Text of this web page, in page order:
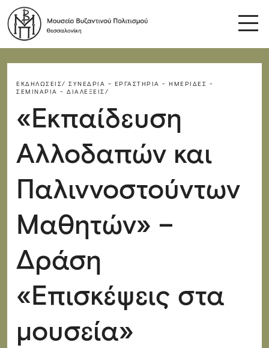
ΕΚΔΗΛΏΣΕΙΣ/ ΣΥΝΈΔΡΙΑ – ΕΡΓΑΣΤΉΡΙΑ - ΗΜΕΡΊΔΕΣ -
ΣΕΜΙΝΆΡΙΑ - ΔΙΑΛΈΞΕΙΣ/
«Εκπαίδευση
Αλλοδαπών και
Παλιννοστούντων
Μαθητών» –
Δράση
«Επισκέψεις στα
μουσεία»